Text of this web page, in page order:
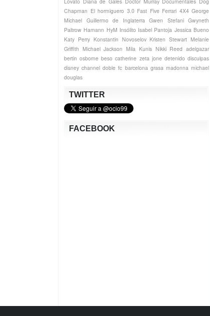
Chapman El hormiguero 3.0 Fast Five Ferrari 4X4 George
Michael Guillermo de Inglaterra Gwen Stefani Gwyneth
Paltrow Hamann HyM Insólito Isabel Pantoja Jessica Bueno
Katy Perry Konstantin Novoselov Kristen Stewart Melanie
Griffith Michael Jackson Mila Kunis Nikki Reed adelgazar
bertin osborne beso catherine zeta jone detenido disculpas
disney channel doble fc barcelona grasa madonna michael
douglas
TWITTER
FACEBOOK